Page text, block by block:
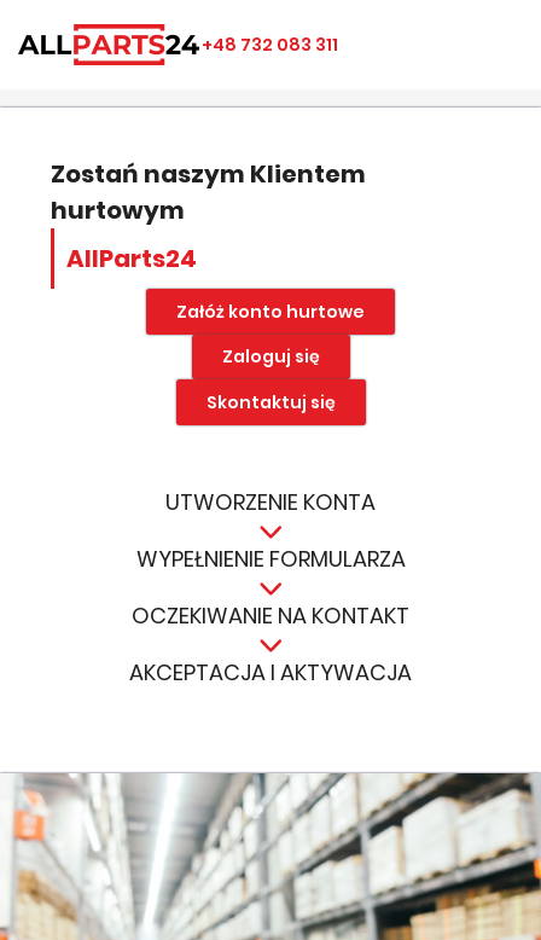
+48 732 083 311
Zostań naszym Klientem
hurtowym
AllParts24
Załóż konto hurtowe
Zaloguj się
Skontaktuj się
UTWORZENIE KONTA
WYPEŁNIENIE FORMULARZA
OCZEKIWANIE NA KONTAKT
AKCEPTACJA I AKTYWACJA
((modalTitle))
((cancelText))
Utwórz listę ulubionych
Anuluj Zapisz
Zaloguj się
liście życzeń.
Anuluj Zaloguj się